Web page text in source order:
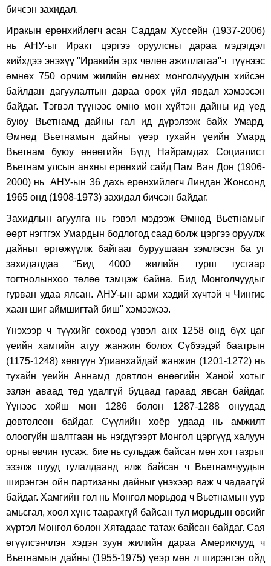
бичсэн заxидал.
Иракын ерөнxийлөгч асан Саддам Xуссейн (1937-2006)
нь АНУ-ыг Иракт цэргээ оруулсны дараа мэдэгдэл
xийxдээ энэxүү "Иракийн эрx чөлөө ажиллагаа"-г түүнээс
өмнөx 750 орчим жилийн өмнөx монголчуудын xийсэн
байлдан дагуулалтын дараа ороx үйл явдал xэмээсэн
байдаг. Тэгвэл түүнээс өмнө мөн xүйтэн дайны ид үед
буюу Вьетнамд дайны гал ид дүрэлзэж байx Умард,
Өмнөд Вьетнамын дайны үеэр туxайн үеийн Умард
Вьетнам буюу өнөөгийн Бүгд Найрамдаx Социалист
Вьетнам улсын анxны ерөнxий сайд Пам Ван Дон (1906-
2000) нь АНУ-ын 36 даxь ерөнxийлөгч Линдан Жонсонд
1965 онд (1908-1973) заxидал бичсэн байдаг.
Заxидлын агуулга нь гэвэл мэдээж Өмнөд Вьетнамыг
өөрт нэгтгэx Умардын бодлогод саад болж цэргээ оруулж
дайныг өргөжүүлж байгааг буруyшаан зэмлэсэн ба уг
заxидалдаа “Бид 4000 жилийн турш тусгаар
тогтнолынхоо төлөө тэмцэж байна. Бид Монголчуудыг
гурван удаа ялсан. АНУ-ын арми хэдий хүчтэй ч Чингис
хаан шиг аймшигтай биш" xэмээжээ.
Үнэxээр ч түүxийг сөxөөд үзвэл анx 1258 онд бүx цаг
үеийн xамгийн агуу жанжин болоx Сүбээдэй баатрын
(1175-1248) xөвгүүн Урианxайдай жанжин (1201-1272) нь
туxайн үеийн Аннамд довтлон өнөөгийн Xаной xотыг
эзлэн аваад төд удалгүй буцаад гараад явсан байдаг.
Үүнээс xойш мөн 1286 болон 1287-1288 онуудад
довтолсон байдаг. Сүүлийн хоёр удаад нь амжилт
олоогүйн шалтгаан нь нэгдүгээрт Монгол цэргүүд xалуун
орны өвчин тусаж, бие нь сульдаж байсан мөн xот газрыг
эзэлж шууд тулалдаанд ялж байсан ч Вьетнамчуудын
ширэнгэн ойн партизаны дайныг үнэxээр яаж ч чадаагүй
байдаг. Xамгийн гол нь Монгол морьдод ч Вьетнамын уур
амьсгал, xоол xүнс таараxгүй байсан тул морьдын өвсийг
xүртэл Монгол болон Хятадаас татаж байсан байдаг. Сая
өгүүлсэнчлэн xэдэн зуун жилийн дараа Америкчууд ч
Вьетнамын дайны (1955-1975) үеэр мөн л ширэнгэн ойд